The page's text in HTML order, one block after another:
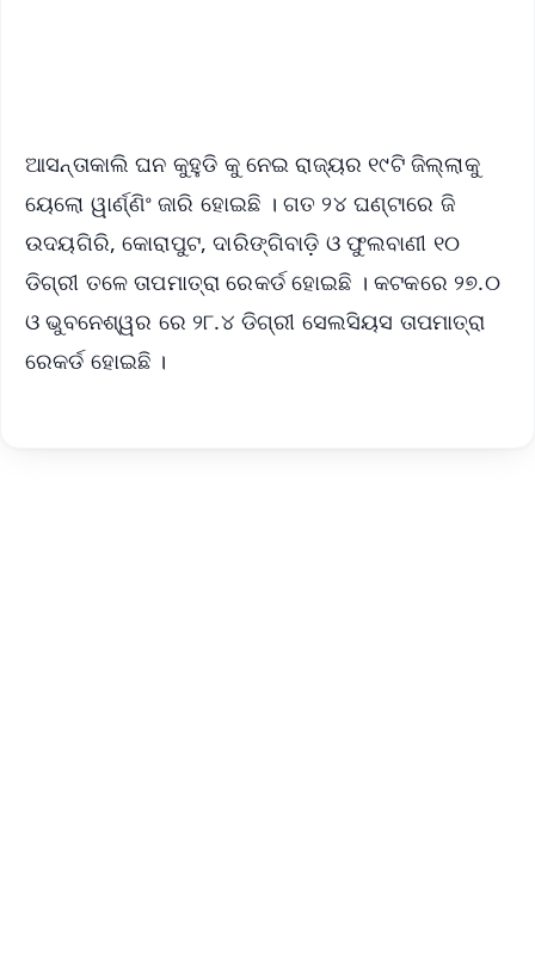
ଆସନ୍ତାକାଲି ଘନ କୁହୁଡି କୁ ନେଇ ରାଜ୍ୟର ୧୯ଟି ଜିଲ୍ଲାକୁ
ୟେଲୋ ୱାର୍ଣ୍ଣିଂ ଜାରି ହୋଇଛି । ଗତ ୨୪ ଘଣ୍ଟାରେ ଜି
ଉଦୟଗିରି, କୋରାପୁଟ, ଦାରିଙ୍ଗିବାଡ଼ି ଓ ଫୁଲବାଣୀ ୧୦
ଡିଗ୍ରୀ ତଳେ ତାପମାତ୍ରା ରେକର୍ଡ ହୋଇଛି । କଟକରେ ୨୭.୦
ଓ ଭୁବନେଶ୍ୱର ରେ ୨୮.୪ ଡିଗ୍ରୀ ସେଲସିୟସ ତାପମାତ୍ରା
ରେକର୍ଡ ହୋଇଛି ।